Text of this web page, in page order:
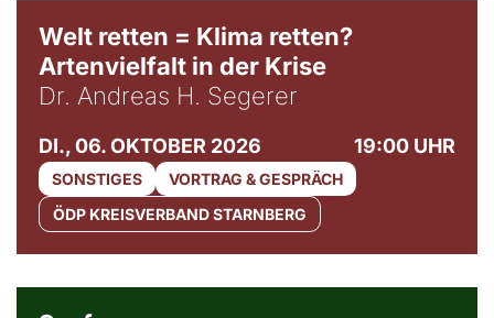
Welt retten = Klima retten?
Artenvielfalt in der Krise
Dr. Andreas H. Segerer
DI., 06. OKTOBER 2026 19:00 UHR
SONSTIGES
VORTRAG & GESPRÄCH
ÖDP KREISVERBAND STARNBERG